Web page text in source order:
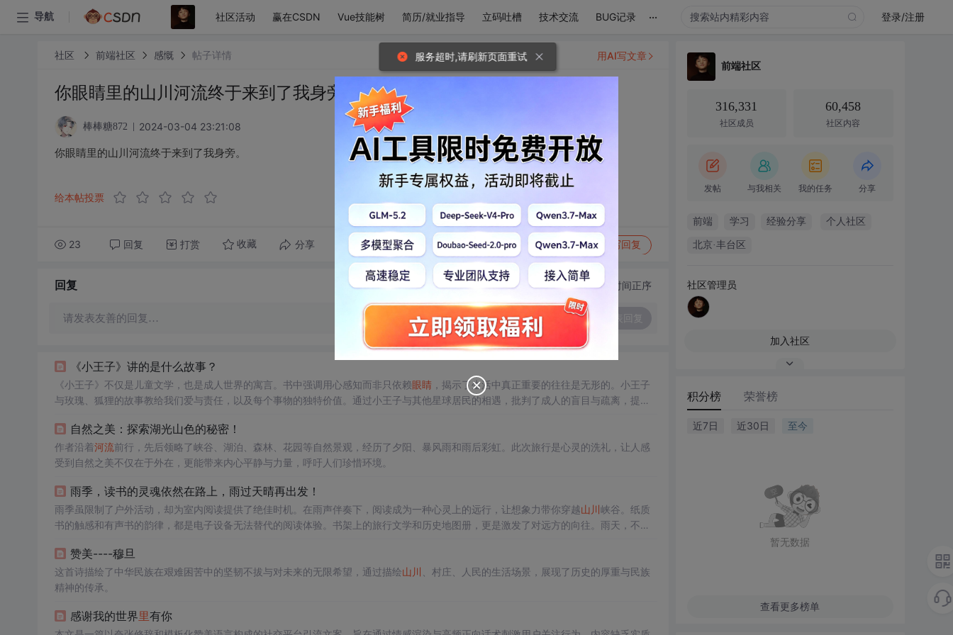
导航 社区活动 赢在CSDN Vue技能树 简历/就业指导 立码吐槽 技术交流 BUG记录 ... 登录/注册
社区 前端社区 感慨 帖子详情
你眼睛里的山川河流终于来到了我身旁。
棒棒糖872 2024-03-04 23:21:08
你眼睛里的山川河流终于来到了我身旁。
给本帖投票
23 回复 打赏 收藏 分享 转发到动态 举报 写回复
用AI写文章
回复 切换为时间正序
请发表友善的回复…
《小王子》讲的是什么故事？
《小王子》不仅是儿童文学，也是成人世界的寓言。书中强调用心感知而非只依赖眼睛，揭示了生活中真正重要的往往是无形的。小王子
与玫瑰、狐狸的故事教给我们爱与责任，以及每个事物的独特价值。通过小王子与其他星球居民的相遇，批判了成人的盲目与疏离，提醒
自然之美：探索湖光山色的秘密！
作者沿着河流前行，先后领略了峡谷、湖泊、森林、花园等自然景观，经历了夕阳、暴风雨和雨后彩虹。此次旅行是心灵的洗礼，让人感
受到自然之美不仅在于外在，更能带来内心平静与力量，呼吁人们珍惜环境。
雨季，读书的灵魂依然在路上，雨过天晴再出发！
雨季虽限制了户外活动，却为室内阅读提供了绝佳时机。在雨声伴奏下，阅读成为一种心灵上的远行，让想象力带你穿越山川峡谷。纸质
书的触感和有声书的韵律，都是电子设备无法替代的阅读体验。书架上的旅行文学和历史地图册，更是激发了对远方的向往。雨天，不妨
赞美----穆旦
这首诗描绘了中华民族在艰难困苦中的坚韧不拔与对未来的无限希望，通过描绘山川 、村庄、人民的生活场景，展现了历史的厚重与民族
精神的传承。
感谢我的世界里有你
前端社区
316,331
社区成员
60,458
社区内容
发帖 与我相关 我的任务 分享
前端 学习 经验分享 个人社区
北京·丰台区
社区管理员
加入社区
积分榜 荣誉榜
近7日 近30日 至今
暂无数据
查看更多榜单
服务超时,请刷新页面重试